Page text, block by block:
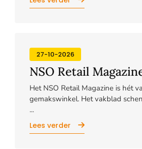
27-10-2026
NSO Retail
Het NSO Retail Magazine is hét
gemakswinkel. Het vakblad
...
Lees verder